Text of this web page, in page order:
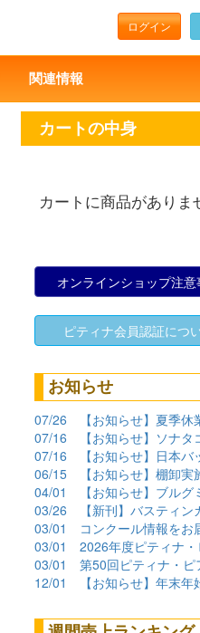
ログイン
関連情報
カートの中身
カートに商品がありま
オンラインショップ注意
ピティナ会員認証につ
お知らせ
07/26
【お知らせ】夏季休業期間につ
07/16
【お知らせ】ソナタコンクール2026参加要項
07/16
【お知らせ】日本バッハコンクール2026参加要項
06/15
【お知らせ】棚卸実施に伴うショップ臨時休業につ
04/01
【お知らせ】ブルグミュラーコンクール2026課題曲
03/26
【新刊】バスティンガイド再販しまし
03/01
コンクール情報をお届けします！（2026年
03/01
2026年度ピティナ・ピアノコンペティション課題
03/01
第50回ピティナ・ピアノコンペティション課題曲
12/01
【お知らせ】年末年始の営業につ